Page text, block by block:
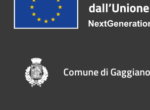
Comune di Gaggiano